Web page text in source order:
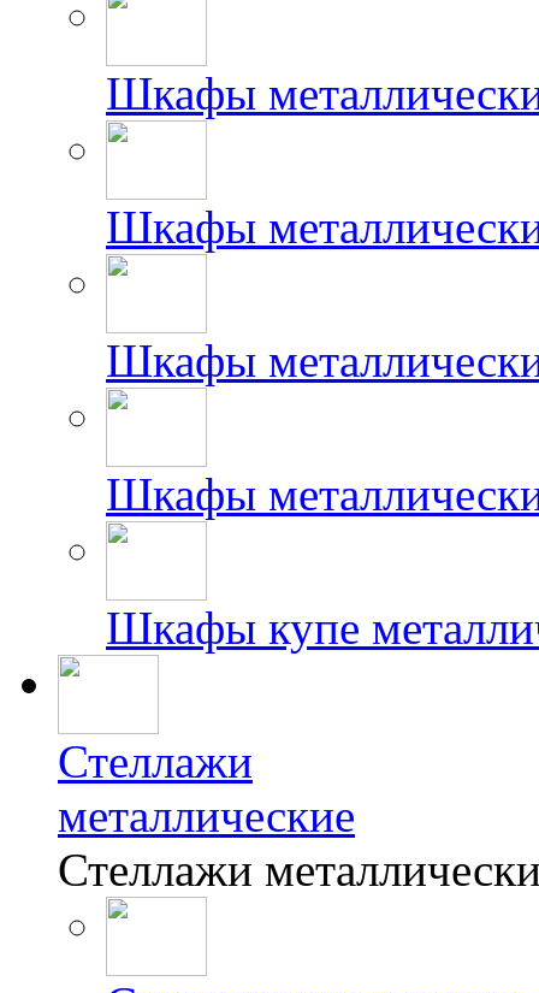
Шкафы
Шкафы
Шкафы
Шкафы
Шкафы купе
Стеллажи
металлические
Стеллажи